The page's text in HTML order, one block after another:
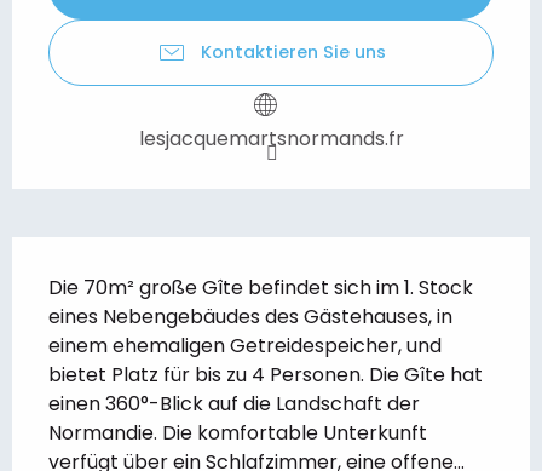
Kontaktieren Sie uns
lesjacquemartsnormands.fr
Die 70m² große Gîte befindet sich im 1. Stock
eines Nebengebäudes des Gästehauses, in
einem ehemaligen Getreidespeicher, und
bietet Platz für bis zu 4 Personen. Die Gîte hat
einen 360°-Blick auf die Landschaft der
Normandie. Die komfortable Unterkunft
verfügt über ein Schlafzimmer, eine offene...